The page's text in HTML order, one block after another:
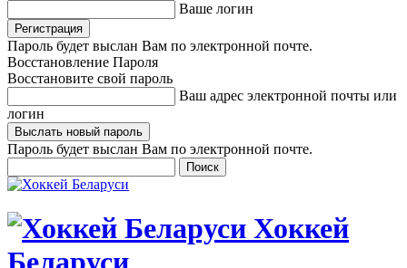
Ваше логин
Пароль будет выслан Вам по электронной почте.
Восстановление Пароля
Восстановите свой пароль
Ваш адрес электронной почты или
логин
Пароль будет выслан Вам по электронной почте.
Хоккей